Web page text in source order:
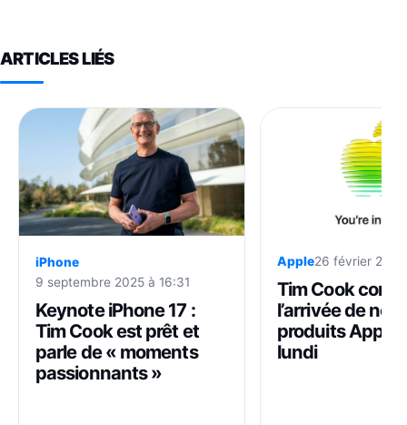
ARTICLES LIÉS
iPhone
9 septembre 2025 à 16:31
Keynote iPhone 17 :
Tim Cook est prêt et
parle de « moments
passionnants »
Apple26 février 2026
Tim Cook
l’arrivée de
produits Apple
lundi